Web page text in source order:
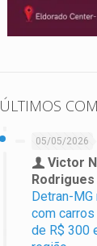
ÚLTIMOS
05/05/2026
Victor
Rodrigues
Detran-
com
de R$ 300